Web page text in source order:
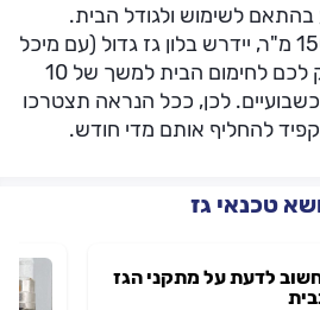
בהתאם לשימוש ולגודל הבית.
לדוגמה, בבית שגודלו 150 מ"ר, יידרש בלון גז גדול (עם מיכל
של 48 ק"ג), אשר יספיק לכם לחימום הבית למשך של 10
לכן, ככל הנראה תצטרכו
להחליף אותם מדי חודש.
טכנאי גז
לדעת על מתקני הגז